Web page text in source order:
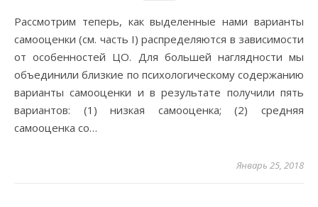
Рассмотрим теперь, как выделенные нами варианты
самооценки (см. часть I) распределяются в зависимости
от особенностей ЦО. Для большей наглядности мы
объединили близкие по психологическому содержанию
варианты самооценки и в результате получили пять
вариантов: (1) низкая самооценка; (2) средняя
самооценка со…
Январь 25, 2018